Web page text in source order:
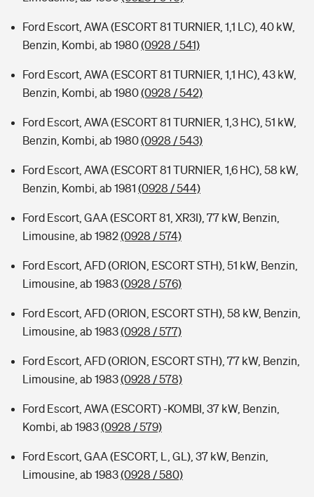
Ford Escort, AWA (ESCORT 81 TURNIER, 1,1 LC), 40 kW,
Benzin, Kombi, ab 1980(0928 / 541)
Ford Escort, AWA (ESCORT 81 TURNIER, 1,1 HC), 43 kW,
Benzin, Kombi, ab 1980(0928 / 542)
Ford Escort, AWA (ESCORT 81 TURNIER, 1,3 HC), 51 kW,
Benzin, Kombi, ab 1980(0928 / 543)
Ford Escort, AWA (ESCORT 81 TURNIER, 1,6 HC), 58 kW,
Benzin, Kombi, ab 1981 (0928 / 544)
Ford Escort, GAA (ESCORT 81, XR3I), 77 kW, Benzin,
Limousine, ab 1982(0928 / 574)
Ford Escort, AFD (ORION, ESCORT STH), 51 kW, Benzin,
Limousine, ab 1983(0928 / 576)
Ford Escort, AFD (ORION, ESCORT STH), 58 kW, Benzin,
Limousine, ab 1983(0928 / 577)
Ford Escort, AFD (ORION, ESCORT STH), 77 kW, Benzin,
Limousine, ab 1983(0928 / 578)
Ford Escort, AWA (ESCORT) -KOMBI, 37 kW, Benzin,
Kombi, ab 1983(0928 / 579)
Ford Escort, GAA (ESCORT, L, GL), 37 kW, Benzin,
Limousine, ab 1983(0928 / 580)